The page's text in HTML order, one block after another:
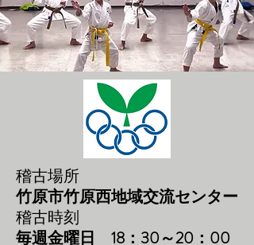
稽古場所
竹原市竹原西地域交流センター
稽古時刻
毎週金曜日 18：30～20：00